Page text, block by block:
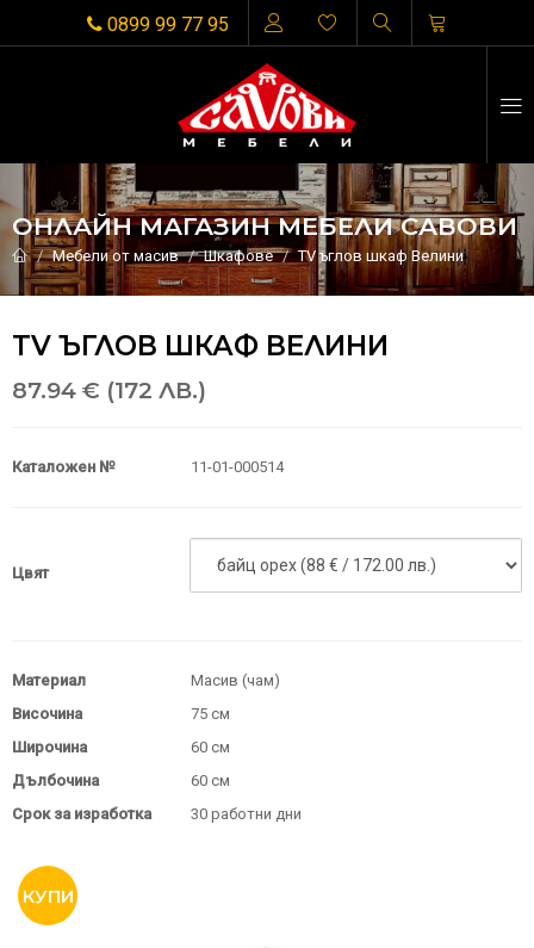
0899 99 77 95
ОНЛАЙН МАГАЗИН МЕБЕЛИ САВОВИ
Мебели от масив Шкафове TV ъглов шкаф Велини
TV ЪГЛОВ ШКАФ ВЕЛИНИ
87.94 € (172 ЛВ.)
Каталожен № 11-01-000514
Цвят
Материал
Масив (чам)
Височина
75 см
Широчина
60 см
Дълбочина
60 см
Срок за изработка
30 работни дни